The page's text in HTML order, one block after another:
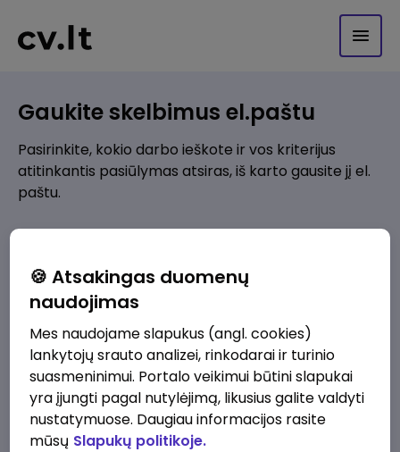
Gaukite skelbimus el.paštu
Pasirinkite, kokio darbo ieškote ir vos kriterijus
atitinkantis pasiūlymas atsiras, iš karto gausite jį el.
paštu.
Pridėti naują
Kokios srities darbo pasiūlymai jus domina?
Pridėti naują
🍪 Atsakingas duomenų
naudojimas
Mes naudojame slapukus (angl. cookies)
lankytojų srauto analizei, rinkodarai ir turinio
suasmeninimui. Portalo veikimui būtini slapukai
yra įjungti pagal nutylėjimą, likusius galite valdyti
nustatymuose. Daugiau informacijos rasite
mūsų Slapukų politikoje.